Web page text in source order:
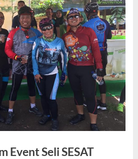
Event Seli SESAT